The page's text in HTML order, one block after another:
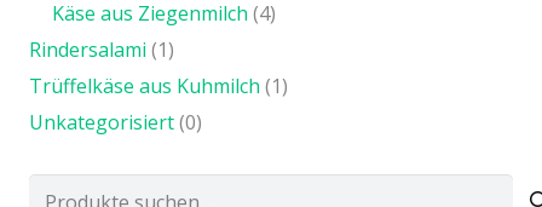
Käse aus Ziegenmilch (4)
Rindersalami (1)
Trüffelkäse aus Kuhmilch (1)
Unkategorisiert(0)
Suchen